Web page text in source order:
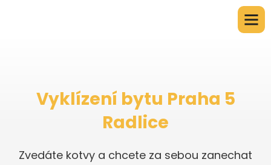
Vyklízení bytu Praha 5
Radlice
Zvedáte kotvy a chcete za sebou zanechat